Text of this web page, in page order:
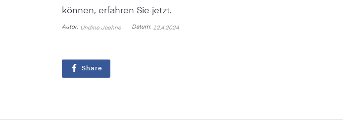
können, erfahren Sie jetzt.
Autor: Undine Jaehne Datum: 12.4.2024
Share